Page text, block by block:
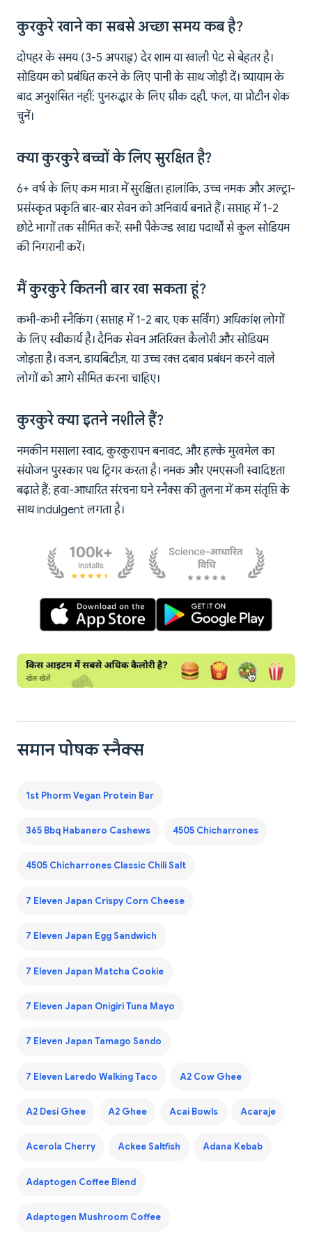
कुरकुरे खाने का सबसे अच्छा समय कब है?
दोपहर के समय (3-5 अपराह्न) देर शाम या खाली पेट से बेहतर है।
सोडियम को प्रबंधित करने के लिए पानी के साथ जोड़ी दें। व्यायाम के
बाद अनुशंसित नहीं; पुनरुद्धार के लिए ग्रीक दही, फल, या प्रोटीन शेक
चुनें।
क्या कुरकुरे बच्चों के लिए सुरक्षित है?
6+ वर्ष के लिए कम मात्रा में सुरक्षित। हालांकि, उच्च नमक और अल्ट्रा-
प्रसंस्कृत प्रकृति बार-बार सेवन को अनिवार्य बनाते हैं। सप्ताह में 1-2
छोटे भागों तक सीमित करें; सभी पैकेज्ड खाद्य पदार्थों से कुल सोडियम
की निगरानी करें।
मैं कुरकुरे कितनी बार खा सकता हूं?
कभी-कभी स्नैकिंग (सप्ताह में 1-2 बार, एक सर्विंग) अधिकांश लोगों
के लिए स्वीकार्य है। दैनिक सेवन अतिरिक्त कैलोरी और सोडियम
जोड़ता है। वजन, डायबिटीज़, या उच्च रक्त दबाव प्रबंधन करने वाले
लोगों को आगे सीमित करना चाहिए।
कुरकुरे क्या इतने नशीले हैं?
नमकीन मसाला स्वाद, कुरकुरापन बनावट, और हल्के मुखमेल का
संयोजन पुरस्कार पथ ट्रिगर करता है। नमक और एमएसजी स्वादिष्टता
बढ़ाते हैं; हवा-आधारित संरचना घने स्नैक्स की तुलना में कम संतृप्ति के
साथ indulgent लगता है।
समान पोषक स्नैक्स
1st Phorm Vegan Protein Bar
365 Bbq Habanero Cashews 4505 Chicharrones
4505 Chicharrones Classic Chili Salt
7 Eleven Japan Crispy Corn Cheese
7 Eleven Japan Egg Sandwich
7 Eleven Japan Matcha Cookie
7 Eleven Japan Onigiri Tuna Mayo
7 Eleven Japan Tamago Sando
7 Eleven Laredo Walking Taco A2 Cow Ghee
A2 Desi Ghee A2 Ghee Acai Bowls Acaraje
Acerola Cherry Ackee Saltfish Adana Kebab
Adaptogen Coffee Blend
Adaptogen Mushroom Coffee